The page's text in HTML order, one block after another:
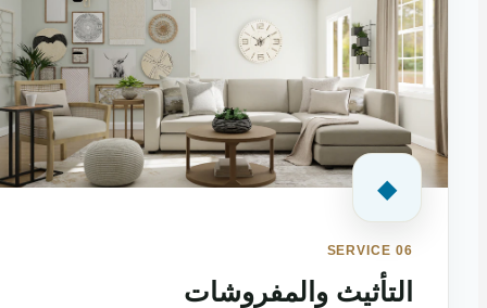
◆
SERVICE 06
التأثيث والمفروشات